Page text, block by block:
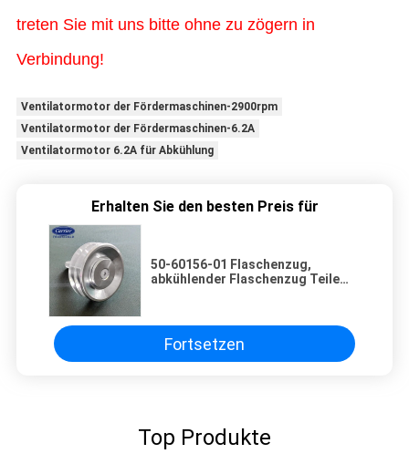
treten Sie mit uns bitte ohne zu zögern in
Verbindung!
Ventilatormotor der Fördermaschinen-2900rpm
Ventilatormotor der Fördermaschinen-6.2A
Ventilatormotor 6.2A für Abkühlung
Erhalten Sie den besten Preis für
50-60156-01 Flaschenzug,
abkühlender Flaschenzug Teile
Abkühlungsteil-LKWs
Fortsetzen
Top Produkte